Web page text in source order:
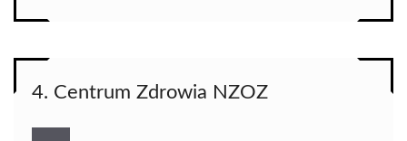
4. Centrum Zdrowia NZOZ